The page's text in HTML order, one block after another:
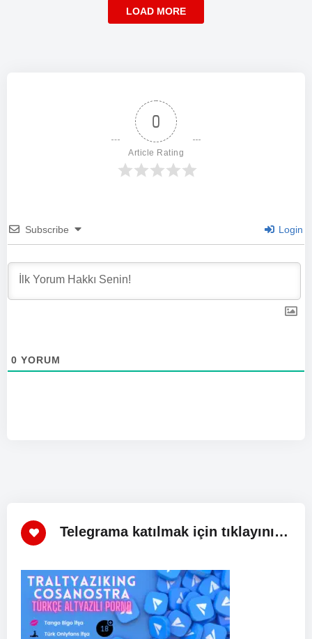
LOAD MORE
0
Article Rating
Subscribe Login
0 YORUM
Telegrama katılmak için tıklayınız!